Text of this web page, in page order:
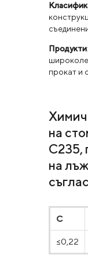
Продукти
прокат и
на
С235,
на
C
≤0,22